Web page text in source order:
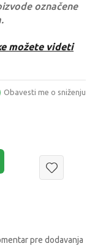
označene
možete videti
Obavesti me o sniženju
pre dodavanja